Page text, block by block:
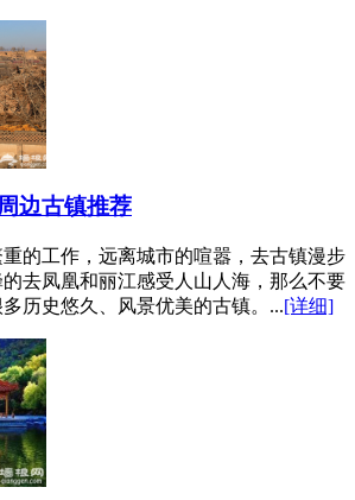
边古镇推荐
的工作，远离城市的喧嚣，去古镇漫步
去凤凰和丽江感受人山人海，那么不要
历史悠久、风景优美的古镇。...[详细]